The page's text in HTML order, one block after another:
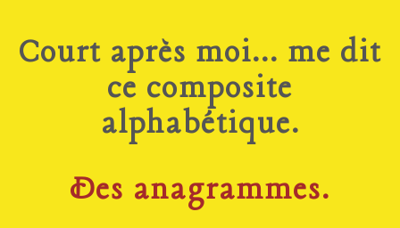
Court après moi... me dit
ce composite
alphabétique.
Des anagrammes.